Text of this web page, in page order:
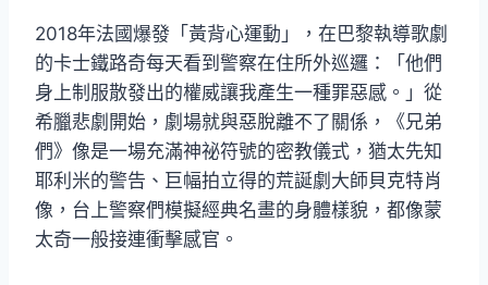
2018年法國爆發「黃背心運動」，在巴黎執導歌劇
的卡士鐵路奇每天看到警察在住所外巡邏：「他們
身上制服散發出的權威讓我產生一種罪惡感。」從
希臘悲劇開始，劇場就與惡脫離不了關係，《兄弟
們》像是一場充滿神祕符號的密教儀式，猶太先知
耶利米的警告、巨幅拍立得的荒誕劇大師貝克特肖
像，台上警察們模擬經典名畫的身體樣貌，都像蒙
太奇一般接連衝擊感官。